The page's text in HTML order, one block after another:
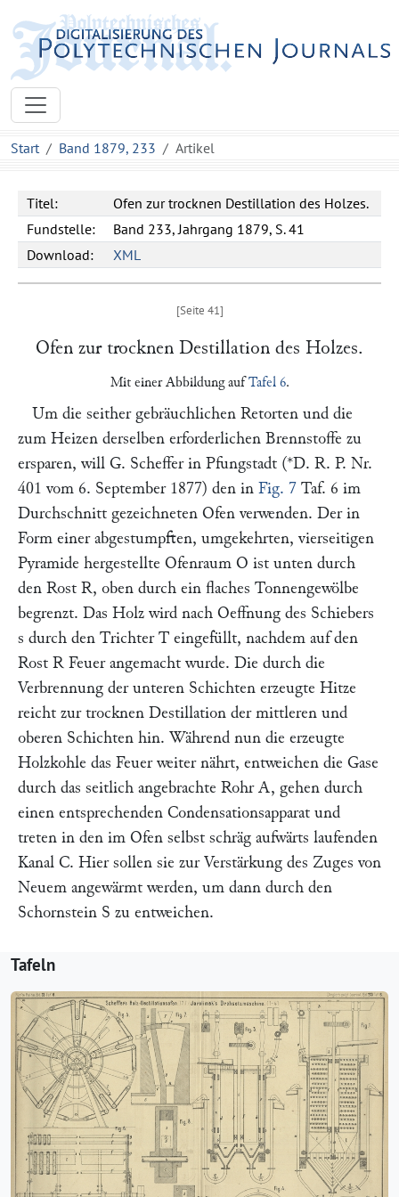
Start Band 1879, 233 Artikel
Titel:
Ofen zur trocknen Destillation des Holzes.
Fundstelle:
Band 233, Jahrgang 1879, S. 41
Download:
XML
Ofen zur trocknen Destillation des Holzes.
Mit einer Abbildung aufTafel 6.
Um die seither gebräuchlichen Retorten und die
zum Heizen derselben erforderlichen Brennstoffe zu
ersparen, will G. Schefferin Pfungstadt (*D. R. P. Nr.
401 vom 6. September 1877) den in Fig. 7 Taf. 6 im
Durchschnitt gezeichneten Ofen verwenden. Der in
Form einer abgestumpften, umgekehrten, vierseitigen
Pyramide hergestellte Ofenraum O ist unten durch
den Rost R, oben durch ein flaches Tonnengewölbe
begrenzt. Das Holz wird nach Oeffnung des Schiebers
s durch den Trichter T eingefüllt, nachdem auf den
Rost R Feuer angemacht wurde. Die durch die
Verbrennung der unteren Schichten erzeugte Hitze
reicht zur trocknen Destillation der mittleren und
oberen Schichten hin. Während nun die erzeugte
Holzkohle das Feuer weiter nährt, entweichen die Gase
durch das seitlich angebrachte Rohr A, gehen durch
einen entsprechenden Condensationsapparat und
treten in den im Ofen selbst schräg aufwärts laufenden
Kanal C. Hier sollen sie zur Verstärkung des Zuges von
Neuem angewärmt werden, um dann durch den
Schornstein S zu entweichen.
Tafeln